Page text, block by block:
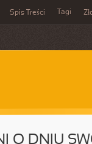
Spis Treści Tagi
O DNIU